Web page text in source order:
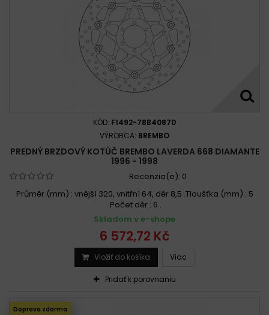
KÓD: F1492-78B40870
VÝROBCA: BREMBO
PREDNÝ BRZDOVÝ KOTÚČ BREMBO LAVERDA 668 DIAMANTE
1996 - 1998
Recenzia(e): 0
Průměr (mm) : vnější 320, vnitřní 64, děr 8,5 .Tloušťka (mm) : 5
.Počet děr : 6 .
Skladom v e-shope
6 572,72 Kč
Vložiť do košíka Viac
Pridať k porovnaniu
Doprava zdarma